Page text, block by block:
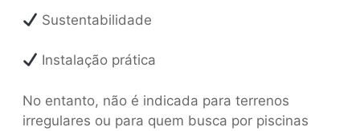
Sustentabilidade
Instalação prática
No entanto, não é indicada para terrenos
irregulares ou para quem busca por piscinas